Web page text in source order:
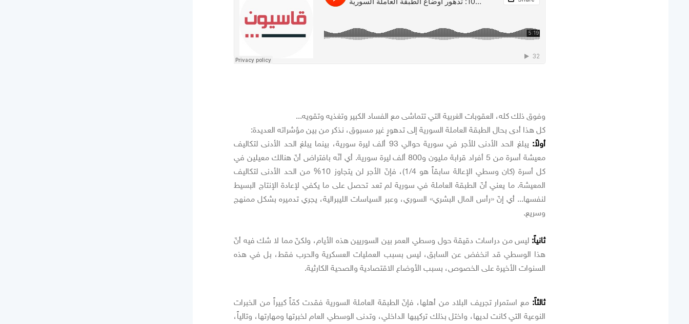
وفوق ذلك كله، العقوبات الغربية التي تتماشى مع الفساد الكبير وتغذيه وتقويه...
كل هذا أدى بحال الطبقة العاملة السورية إلى تدهورٍ غير مسبوق، نذكر من بين مؤشراته العديدة:
أولاً:
يبلغ الحد الأدنى للأجر في سورية حوالي 93 ألف ليرة سورية، بينما يبلغ الحد الأدنى لتكاليف
معيشة أسرة من 5 أفراد قرابة مليون و800 ألف ليرة سورية. أي أنّه بافتراض أنّ هنالك معيلين في
كل أسرة (كان وسطي الإعالة سابقاً هو 1/4)، فإنّ الأجر لن يتجاوز 10% من الحد الأدنى لتكاليف
المعيشة. ما يعني أنّ الطبقة العاملة في سورية لم تعد تحصل على ما يكفي لإعادة الإنتاج البسيط
لنفسها... أي إنّ «رأس المال البشري» السوري، وعبر السياسات الليبرالية، يجري تدميره بشكل ممنهج
وسريع.
ثانياً: ليس من دراسات دقيقة حول وسطي العمر بين السوريين هذه الأيام، ولكنّ مما لا شك فيه أنّ
هذا الوسطي قد انخفض عن السابق، ليس بسبب العمليات العسكرية والحرب فقط، بل في هذه
السنوات الأخيرة على الخصوص، بسبب الأوضاع الاقتصادية والصحية الكارثية.
ثالثاً: مع استمرار تجريف البلاد من أهلها، فإنّ الطبقة العاملة السورية فقدت كمّاً كبيراً من الخبرات
النوعية التي كانت لديها، واختل بذلك تركيبها الداخلي، وتدنى الوسطي العام لخبرتها ومهارتها، وتالياً،